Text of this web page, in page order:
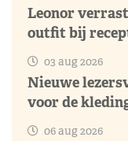
Leonor
outfit bij
03 aug 2026
Nieuwe
voor de
06 aug 2026